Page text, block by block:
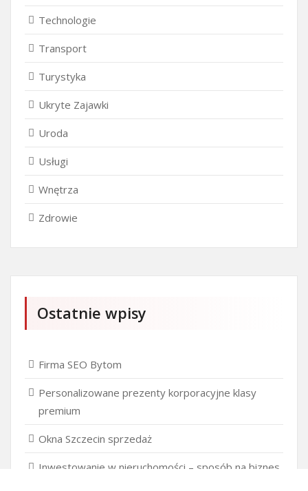
Technologie
Transport
Turystyka
Ukryte Zajawki
Uroda
Usługi
Wnętrza
Zdrowie
Ostatnie wpisy
Firma SEO Bytom
Personalizowane prezenty korporacyjne klasy
premium
Okna Szczecin sprzedaż
Inwestowanie w nieruchomości – sposób na biznes